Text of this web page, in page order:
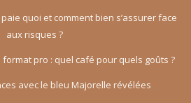
quoi et comment bien s’assurer face
aux risques ?
pro : quel café pour quels goûts ?
avec le bleu Majorelle révélées